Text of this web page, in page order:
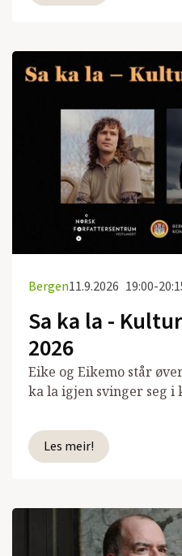
Bergen11.9.2026 19:00-
Sa ka la -
2026
Eike og Eikemo står
ka la igjen svinger seg
Les meir!